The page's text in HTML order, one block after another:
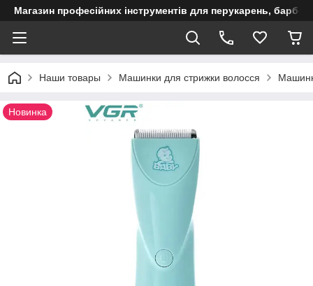
Магазин професійних інструментів для перукарень,
Наши товары Машинки для стрижки волосся
Новинка